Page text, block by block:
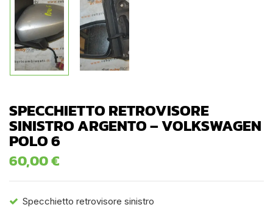
SPECCHIETTO RETROVISORE
SINISTRO ARGENTO – VOLKSWAGEN
POLO 6
60,00€
Specchietto retrovisore sinistro